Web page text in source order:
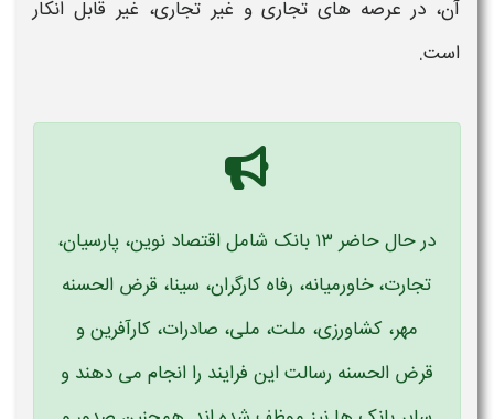
آن، در عرصه های تجاری و غیر تجاری، غیر قابل انکار
است.
در حال حاضر ۱۳ بانک شامل اقتصاد نوین، پارسیان،
تجارت، خاورمیانه، رفاه کارگران، سینا، قرض الحسنه
مهر، کشاورزی، ملت، ملی، صادرات، کارآفرین و
قرض الحسنه رسالت این فرایند را انجام می دهند و